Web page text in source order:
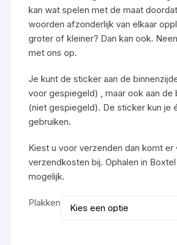
kan wat spelen met de maat
woorden afzonderlijk van elkaar
groter of kleiner? Dan kan ook.
met ons op.
Je kunt de sticker aan de
voor gespiegeld) , maar ook aan de
(niet gespiegeld). De sticker kun je
gebruiken.
Kiest u voor verzenden dan komt er
verzendkosten bij. Ophalen in
mogelijk.
Plakken